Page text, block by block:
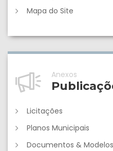
Mapa do Site
Anexos
Licitações
Planos Municipais
Documentos & Modelos